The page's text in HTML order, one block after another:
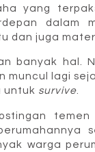
yang
dalam
dan juga
banyak hal.
muncul lagi
untuk survive.
warga